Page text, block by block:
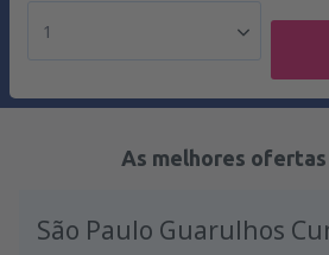
1
As melhores
São Paulo Guarulhos